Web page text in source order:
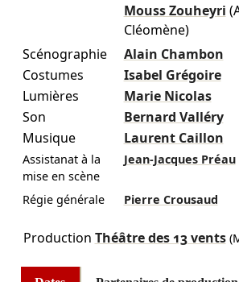
Mouss Zouheyri
Cléomène)
Scénographie
Alain Chambon
Costumes
Isabel Grégoire
Lumières
Marie Nicolas
Son
Bernard Valléry
Musique
Laurent Caillon
Assistanat à la
mise en scène
Jean-Jacques Préau
Régie générale Pierre Crousaud
Production Théâtre des 13 vents